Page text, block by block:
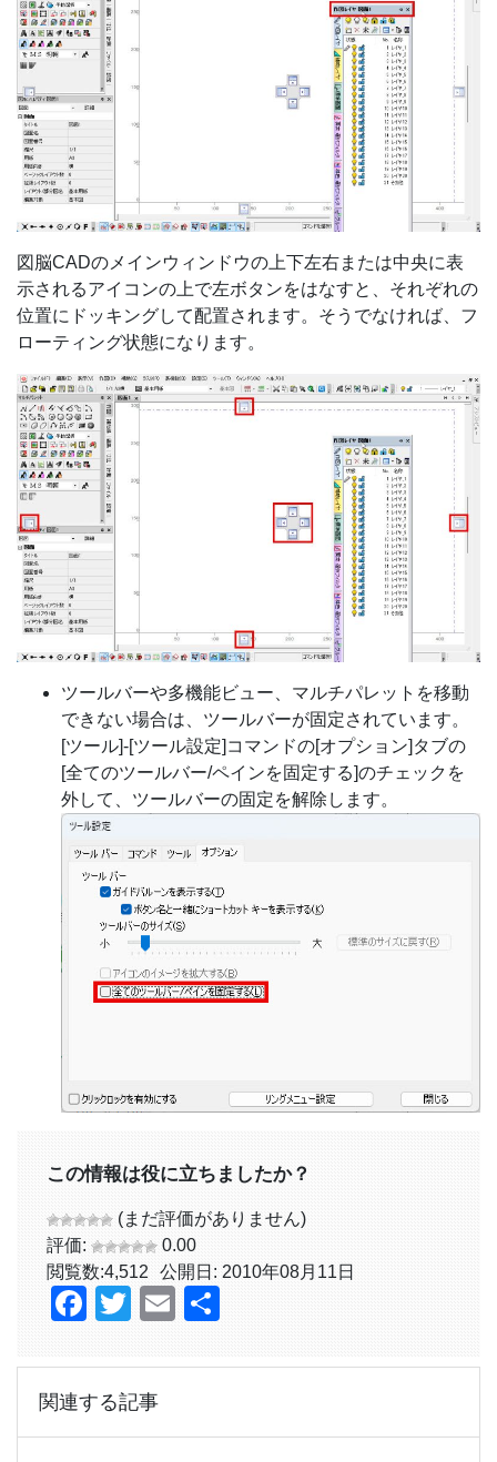
図脳CADのメインウィンドウの上下左右または中央に表
示されるアイコンの上で左ボタンをはなすと、それぞれの
位置にドッキングして配置されます。そうでなければ、フ
ローティング状態になります。
ツールバーや多機能ビュー、マルチパレットを移動
できない場合は、ツールバーが固定されています。
[ツール]-[ツール設定]コマンドの[オプション]タブの
[全てのツールバー/ペインを固定する]のチェックを
外して、ツールバーの固定を解除します。
この情報は役に立ちましたか？
(まだ評価がありません)
評価:
0.00
閲覧数:4,512 公開日: 2010年08月11日
Facebook
TwitterEmail
関連する記事